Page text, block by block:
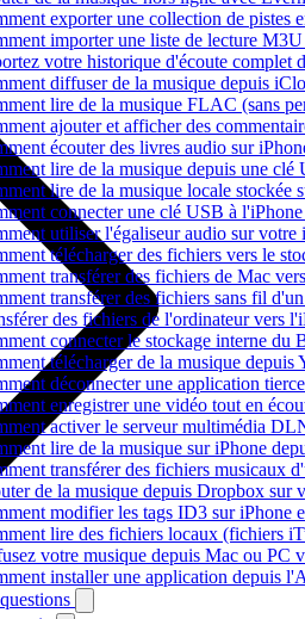
exporter une collection de
importer une liste de lecture
votre historique d'écoute complet
diffuser de la musique depuis
lire de la musique FLAC (sans
ajouter et afficher des
écouter des livres audio sur
lire de la musique depuis une
lire de la musique locale stockée
connecter une clé USB à
utiliser l'égaliseur audio sur
télécharger des fichiers vers le
transférer des fichiers de Mac
transférer des fichiers sans fil
des fichiers de l'ordinateur vers
connecter le stockage interne
télécharger de la musique
déconnecter une application
enregistrer une vidéo tout en
activer le serveur multimédia
lire de la musique sur iPhone
transférer des fichiers musicaux
de la musique depuis Dropbox sur
modifier les tags ID3 sur iPhone
lire des fichiers locaux (fichiers
votre musique depuis Mac ou PC
installer une application depuis